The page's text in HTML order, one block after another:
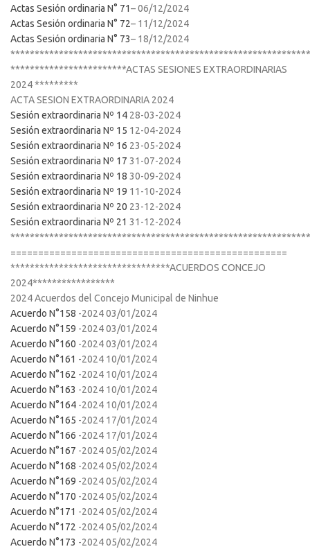
Actas Sesión ordinaria N° 71– 06/12/2024
Actas Sesión ordinaria N° 72– 11/12/2024
Actas Sesión ordinaria N° 73– 18/12/2024
************************ACTAS SESIONES EXTRAORDINARIAS
2024 *********
ACTA SESION EXTRAORDINARIA 2024
Sesión extraordinaria Nº 14 28-03-2024
Sesión extraordinaria Nº 15 12-04-2024
Sesión extraordinaria Nº 16 23-05-2024
Sesión extraordinaria Nº 17 31-07-2024
Sesión extraordinaria Nº 18 30-09-2024
Sesión extraordinaria Nº 19 11-10-2024
Sesión extraordinaria Nº 20 23-12-2024
Sesión extraordinaria Nº 21 31-12-2024
==================================================
*********************************ACUERDOS CONCEJO
2024*****************
2024 Acuerdos del Concejo Municipal de Ninhue
Acuerdo N°158 -2024 03/01/2024
Acuerdo N°159 -2024 03/01/2024
Acuerdo N°160 -2024 03/01/2024
Acuerdo N°161 -2024 10/01/2024
Acuerdo N°162 -2024 10/01/2024
Acuerdo N°163 -2024 10/01/2024
Acuerdo N°164 -2024 10/01/2024
Acuerdo N°165 -2024 17/01/2024
Acuerdo N°166 -2024 17/01/2024
Acuerdo N°167 -2024 05/02/2024
Acuerdo N°168 -2024 05/02/2024
Acuerdo N°169 -2024 05/02/2024
Acuerdo N°170 -2024 05/02/2024
Acuerdo N°171 -2024 05/02/2024
Acuerdo N°172 -2024 05/02/2024
Acuerdo N°173 -2024 05/02/2024